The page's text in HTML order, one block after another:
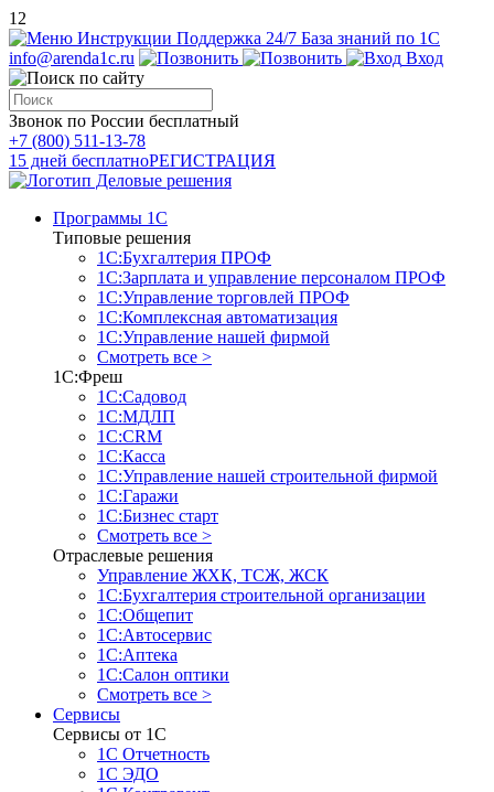
12
Инструкции Поддержка 24/7 База знаний по 1С
info@arenda1c.ru
Вход
Звонок по России бесплатный
+7 (800) 511-13-78
15 дней бесплатноРЕГИСТРАЦИЯ
Программы 1С
Типовые решения
1С:Бухгалтерия ПРОФ
1С:Зарплата и управление персоналом ПРОФ
1С:Управление торговлей ПРОФ
1С:Комплексная автоматизация
1С:Управление нашей фирмой
Смотреть все >
1С:Фреш
1С:Садовод
1С:МДЛП
1С:CRM
1С:Касса
1С:Управление нашей строительной фирмой
1С:Гаражи
1С:Бизнес старт
Смотреть все >
Отраслевые решения
Управление ЖХК, ТСЖ, ЖСК
1С:Бухгалтерия строительной организации
1С:Общепит
1С:Автосервис
1С:Аптека
1С:Салон оптики
Смотреть все >
Сервисы
Сервисы от 1С
1С Отчетность
1С ЭДО